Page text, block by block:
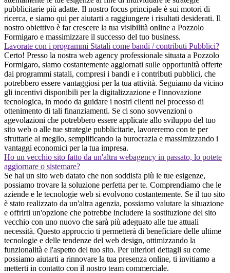
pubblicitarie più adatte. Il nostro focus principale è sui motori di
ricerca, e siamo qui per aiutarti a raggiungere i risultati desiderati. Il
nostro obiettivo è far crescere la tua visibilità online a Pozzolo
Formigaro e massimizzare il successo del tuo business.
Lavorate con i programmi Statali come bandi / contributi Pubblici?
Certo! Presso la nostra web agency professionale situata a Pozzolo
Formigaro, siamo costantemente aggiornati sulle opportunità offerte
dai programmi statali, compresi i bandi e i contributi pubblici, che
potrebbero essere vantaggiosi per la tua attività. Seguiamo da vicino
gli incentivi disponibili per la digitalizzazione e l'innovazione
tecnologica, in modo da guidare i nostri clienti nel processo di
ottenimento di tali finanziamenti. Se ci sono sovvenzioni o
agevolazioni che potrebbero essere applicate allo sviluppo del tuo
sito web o alle tue strategie pubblicitarie, lavoreremo con te per
sfruttarle al meglio, semplificando la burocrazia e massimizzando i
vantaggi economici per la tua impresa.
Ho un vecchio sito fatto da un'altra webagency in passato, lo potete
aggiornare o sistemare?
Se hai un sito web datato che non soddisfa più le tue esigenze,
possiamo trovare la soluzione perfetta per te. Comprendiamo che le
aziende e le tecnologie web si evolvono costantemente. Se il tuo sito
è stato realizzato da un'altra agenzia, possiamo valutare la situazione
e offrirti un'opzione che potrebbe includere la sostituzione del sito
vecchio con uno nuovo che sarà più adeguato alle tue attuali
necessità. Questo approccio ti permetterà di beneficiare delle ultime
tecnologie e delle tendenze del web design, ottimizzando la
funzionalità e l'aspetto del tuo sito. Per ulteriori dettagli su come
possiamo aiutarti a rinnovare la tua presenza online, ti invitiamo a
metterti in contatto con il nostro team commerciale.